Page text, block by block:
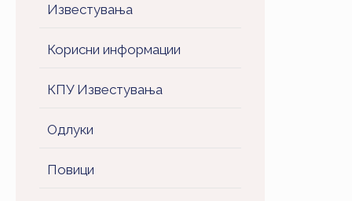
Известувања
Корисни информации
КПУ Известувања
Одлуки
Повици